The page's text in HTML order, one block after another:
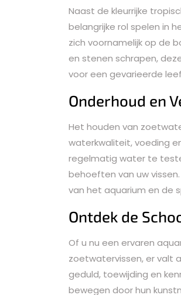
Naast de kleurrijke
belangrijke rol spelen in
zich voornamelijk op de
en stenen schrapen,
voor een gevarieerde
Onderhoud en
Het houden van
waterkwaliteit, voeding
regelmatig water te
behoeften van uw
van het aquarium en de
Ontdek de
Of u nu een ervaren
zoetwatervissen, er valt
geduld, toewijding en
bewegen door hun